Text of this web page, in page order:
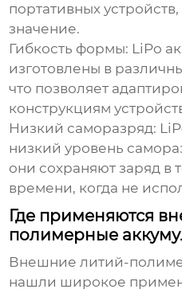
портативных
значение.
Гибкость формы: LiPo
изготовлены в
что позволяет
конструкциям
Низкий саморазряд:
низкий уровень
они сохраняют заряд в
времени, когда не
Где применяются
полимерные
Внешние литий-
нашли широкое